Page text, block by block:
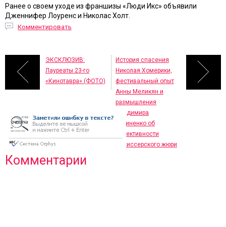
Ранее о своем уходе из франшизы «Люди Икс» объявили
Дженнифер Лоуренс и Николас Холт.
Комментировать
ЭКСКЛЮЗИВ:
Лауреаты 23-го
«Кинотавра» (ФОТО)
История спасения
Николая Хомерики,
фестивальный опыт
Анны Меликян и
размышления
Владимира
Хотиненко об
объективности
режиссерского жюри
Комментарии